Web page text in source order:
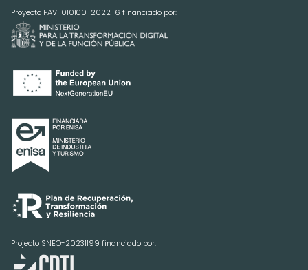
Proyecto FAV-010100-2022-6 financiado por:
Projecto SNEO-20231199 financiado por: